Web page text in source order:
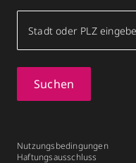
Suchen
Nutzungsbedingungen
Haftungsausschluss